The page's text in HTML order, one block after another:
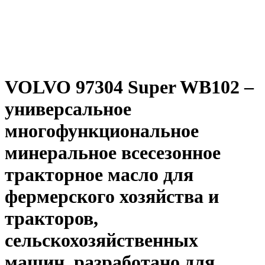
VOLVO 97304 Super WB102 –
универсальное
многофункциональное
минеральное всесезонное
тракторное масло для
фермерского хозяйства и
тракторов,
сельскохозяйственных